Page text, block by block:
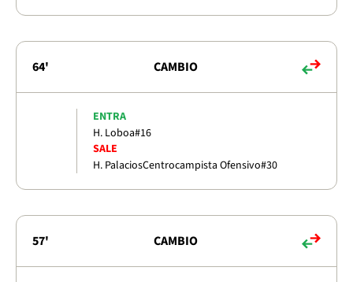
64' CAMBIO
ENTRA
H. Loboa#16
SALE
H. PalaciosCentrocampista Ofensivo#30
57' CAMBIO